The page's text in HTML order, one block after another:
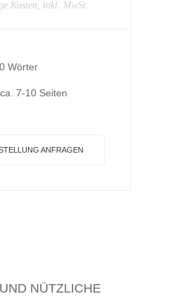
Kosten, inkl. MwSt.
Wörter
7-10 Seiten
ANFRAGEN
NÜTZLICHE